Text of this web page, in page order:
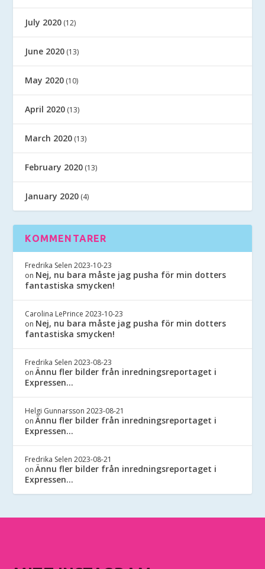
July 2020 (12)
June 2020 (13)
May 2020 (10)
April 2020 (13)
March 2020 (13)
February 2020 (13)
January 2020 (4)
KOMMENTARER
Fredrika Selen 2023-10-23
on Nej, nu bara måste jag pusha för min dotters
fantastiska smycken!
Carolina LePrince 2023-10-23
on Nej, nu bara måste jag pusha för min dotters
fantastiska smycken!
Fredrika Selen 2023-08-23
onÄnnu fler bilder från inredningsreportaget i
Expressen…
Helgi Gunnarsson 2023-08-21
onÄnnu fler bilder från inredningsreportaget i
Expressen…
Fredrika Selen 2023-08-21
onÄnnu fler bilder från inredningsreportaget i
Expressen…